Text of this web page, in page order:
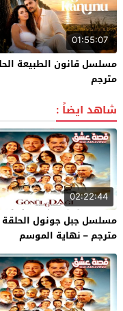
01:55:07
مترجم
شاهد ايضاً :
02:22:44
مترجم – نهاية الموسم